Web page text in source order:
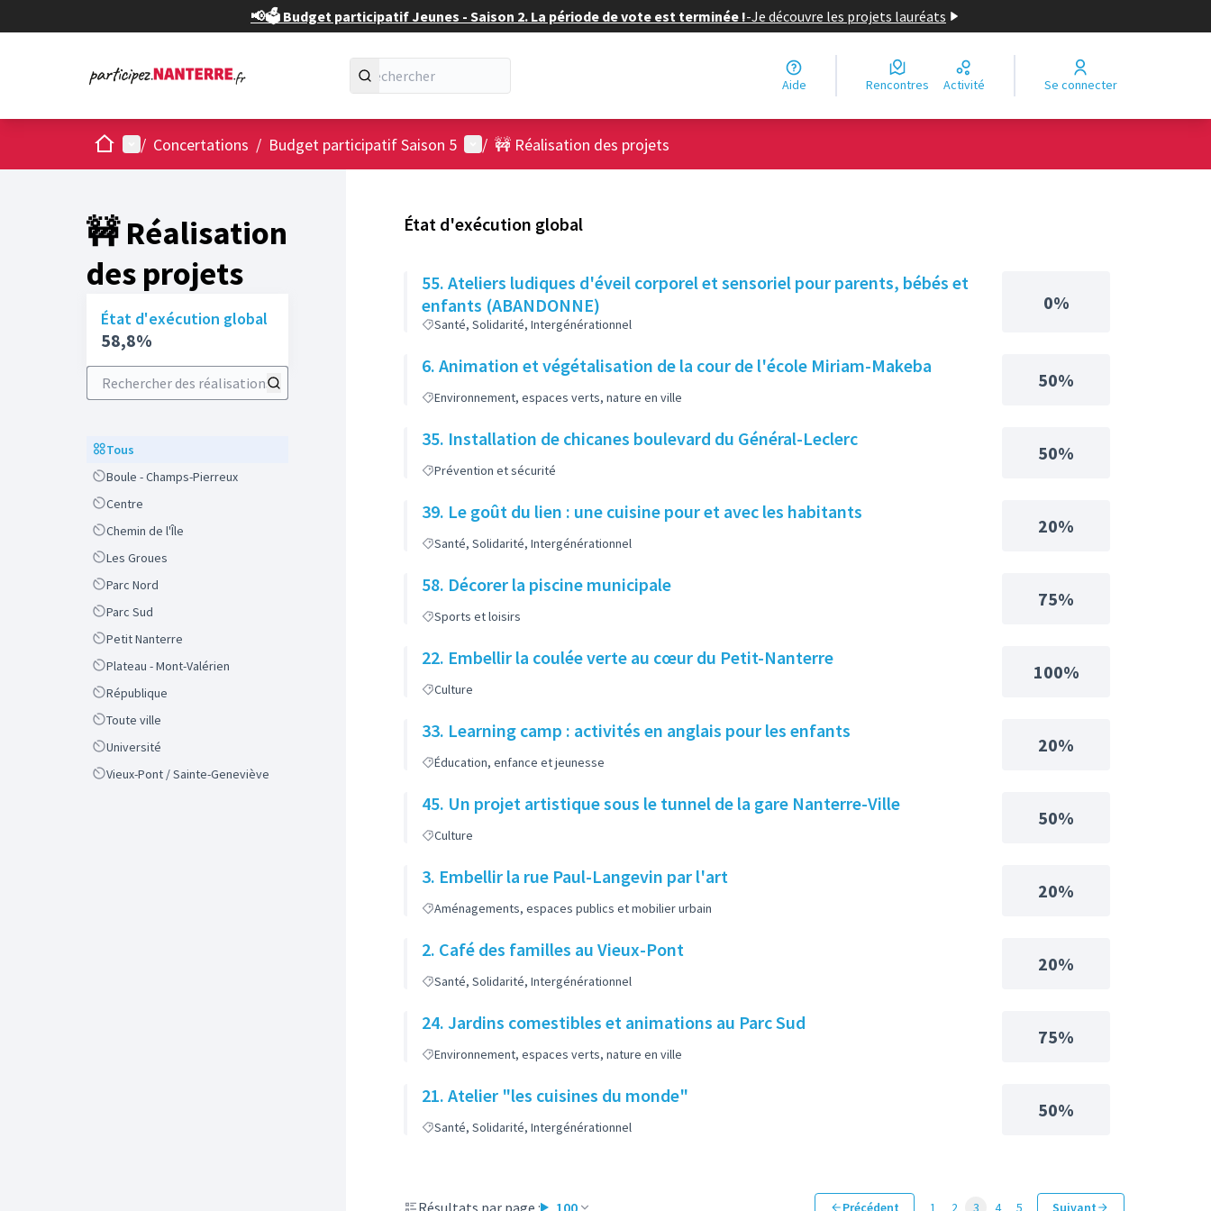
📢🗳️ Budget participatif Jeunes - Saison 2. La période de vote est terminée !-Je découvre les projets lauréats
Aide Rencontres Activité Se connecter
AccueilMenu principal
/ Concertations / Budget participatif Saison 5 Menu utilisateur
/ 🚧 Réalisation des projets
🚧 Réalisation
des projets
État d'exécution global
58,8%
Rechercher des réalisations
ScopeTous
ScopeBoule - Champs-Pierreux
ScopeCentre
ScopeChemin de l'Île
ScopeLes Groues
ScopeParc Nord
ScopeParc Sud
ScopePetit Nanterre
ScopePlateau - Mont-Valérien
ScopeRépublique
ScopeToute ville
ScopeUniversité
ScopeVieux-Pont / Sainte-Geneviève
État d'exécution global
55. Ateliers ludiques d'éveil corporel et sensoriel pour parents, bébés et
enfants (ABANDONNE)
Santé, Solidarité, Intergénérationnel
0%
6. Animation et végétalisation de la cour de l'école Miriam-Makeba
Environnement, espaces verts, nature en ville
50%
35. Installation de chicanes boulevard du Général-Leclerc
Prévention et sécurité
50%
39. Le goût du lien : une cuisine pour et avec les habitants
Santé, Solidarité, Intergénérationnel
20%
58. Décorer la piscine municipale
Sports et loisirs
75%
22. Embellir la coulée verte au cœur du Petit-Nanterre
Culture
100%
33. Learning camp : activités en anglais pour les enfants
Éducation, enfance et jeunesse
20%
45. Un projet artistique sous le tunnel de la gare Nanterre-Ville
Culture
50%
3. Embellir la rue Paul-Langevin par l'art
Aménagements, espaces publics et mobilier urbain
20%
2. Café des familles au Vieux-Pont
Santé, Solidarité, Intergénérationnel
20%
24. Jardins comestibles et animations au Parc Sud
Environnement, espaces verts, nature en ville
75%
21. Atelier "les cuisines du monde"
Santé, Solidarité, Intergénérationnel
50%
Résultats par page : 100 Précédent 1 2 3 4 5 Suivant